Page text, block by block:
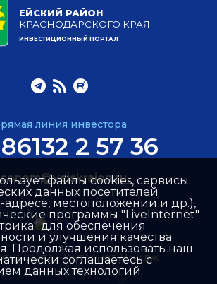
ЕЙСКИЙ РАЙОН
КРАСНОДАРСКОГО КРАЯ
ИНВЕСТИЦИОННЫЙ ПОРТАЛ
линия инвестора
2 57 36
сайта –Интернет-Имидж
файлы cookies, сервисы
данных посетителей
адресе, местоположении и др.),
программы "LiveInternet"
для обеспечения
и улучшения качества
Продолжая использовать наш
соглашаетесь с
данных технологий.